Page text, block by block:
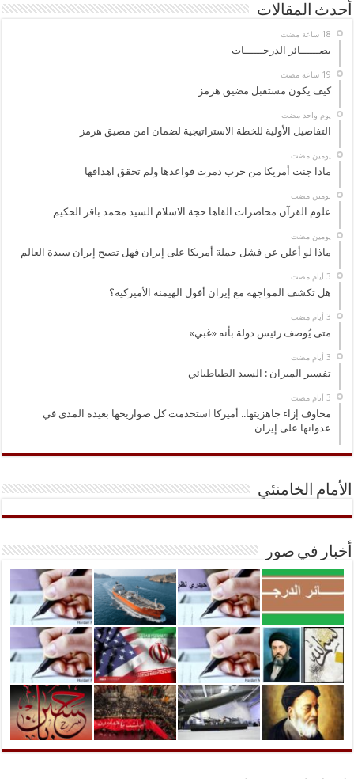
أحدث المقالات
بصــــــائر الدرجــــــات
كيف يكون مستقبل مضيق هرمز
‏يوم واحد مضت
التفاصيل الأولية للخطة الاستراتيجية لضمان امن مضيق هرمز
‏يومين مضت
ماذا جنت أمريكا من حرب دمرت قواعدها ولم تحقق اهدافها
‏يومين مضت
علوم القرآن محاضرات القاها حجة الاسلام السيد محمد باقر الحكيم
‏يومين مضت
ماذا لو أعلن عن فشل حملة أمريكا على إيران فهل تصبح إيران سيدة العالم
هل تكشف المواجهة مع إيران أفول الهيمنة الأميركية؟
متى يُوصف رئيس دولة بأنه «غبي»
تفسير الميزان : السيد الطباطبائي
مخاوف إزاء جاهزيتها.. أميركا استخدمت كل صواريخها بعيدة المدى في
عدوانها على إيران
الأمام الخامنئي
أخبار في صور